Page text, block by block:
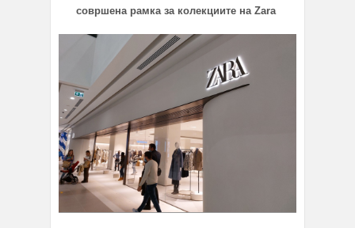
совршена рамка за колекциите на Zara